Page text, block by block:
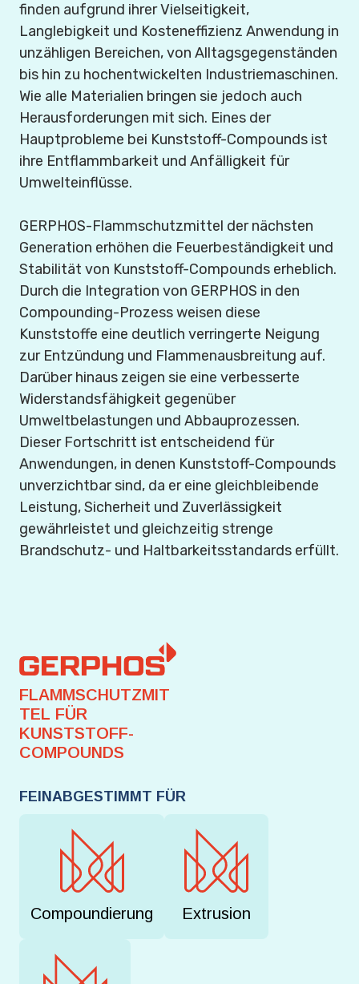
finden aufgrund ihrer Vielseitigkeit,
Langlebigkeit und Kosteneffizienz Anwendung in
unzähligen Bereichen, von Alltagsgegenständen
bis hin zu hochentwickelten Industriemaschinen.
Wie alle Materialien bringen sie jedoch auch
Herausforderungen mit sich. Eines der
Hauptprobleme bei Kunststoff-Compounds ist
ihre Entflammbarkeit und Anfälligkeit für
Umwelteinflüsse.
GERPHOS-Flammschutzmittel der nächsten
Generation erhöhen die Feuerbeständigkeit und
Stabilität von Kunststoff-Compounds erheblich.
Durch die Integration von GERPHOS in den
Compounding-Prozess weisen diese
Kunststoffe eine deutlich verringerte Neigung
zur Entzündung und Flammenausbreitung auf.
Darüber hinaus zeigen sie eine verbesserte
Widerstandsfähigkeit gegenüber
Umweltbelastungen und Abbauprozessen.
Dieser Fortschritt ist entscheidend für
Anwendungen, in denen Kunststoff-Compounds
unverzichtbar sind, da er eine gleichbleibende
Leistung, Sicherheit und Zuverlässigkeit
gewährleistet und gleichzeitig strenge
Brandschutz- und Haltbarkeitsstandards erfüllt.
FLAMMSCHUTZMIT
TEL FÜR
KUNSTSTOFF-
COMPOUNDS
FEINABGESTIMMT FÜR
Compoundierung Extrusion